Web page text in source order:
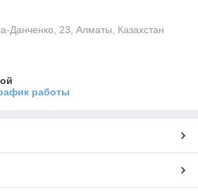
Данченко, 23, Алматы, Казахстан
работы